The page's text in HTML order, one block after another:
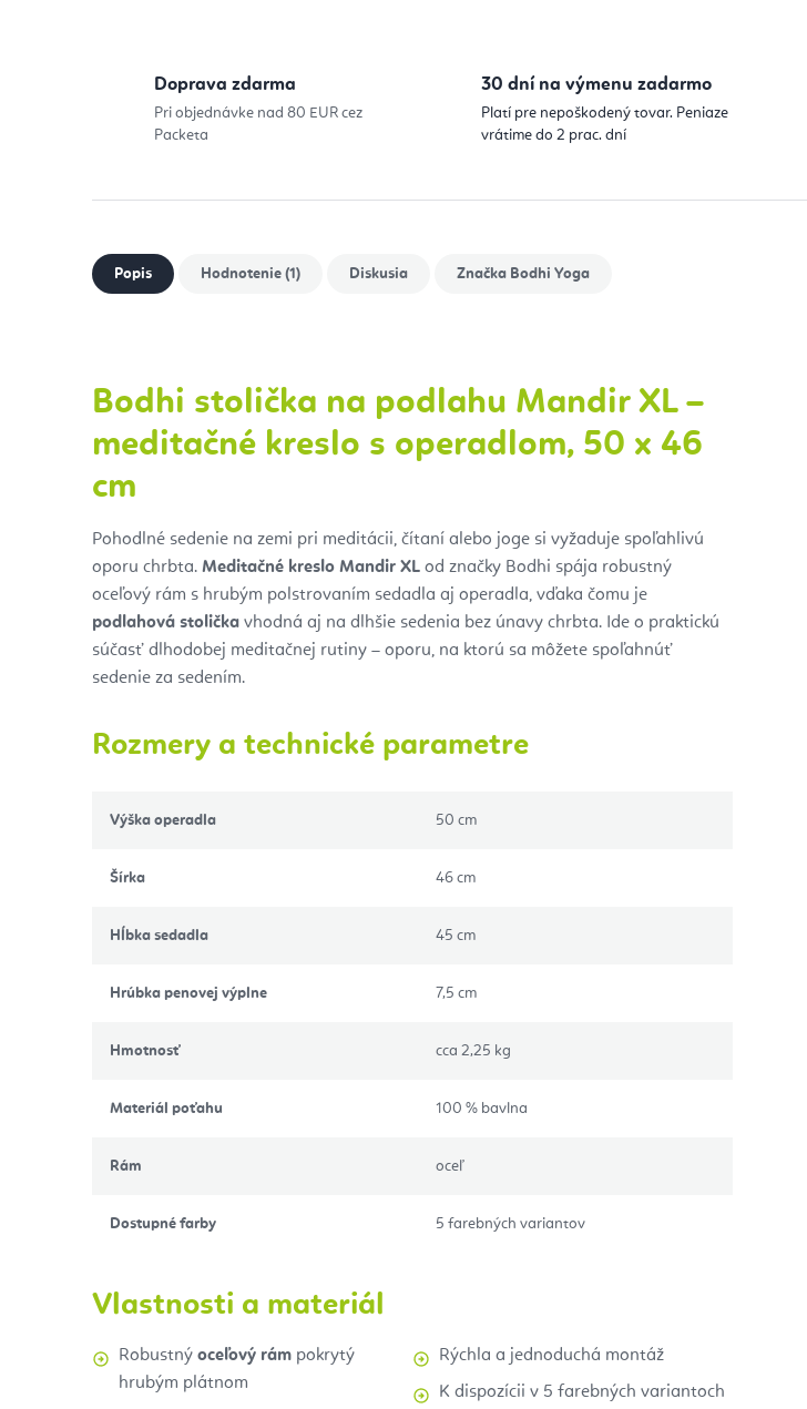
Doprava zdarma
Pri objednávke nad 80 EUR cez
Packeta
30 dní na výmenu zadarmo
Platí pre nepoškodený tovar. Peniaze
vrátime do 2 prac. dní
Popis Hodnotenie (1) Diskusia Značka Bodhi Yoga
Bodhi stolička na podlahu Mandir XL –
meditačné kreslo s operadlom, 50 x 46
cm
Pohodlné sedenie na zemi pri meditácii, čítaní alebo joge si vyžaduje spoľahlivú
oporu chrbta. Meditačné kreslo Mandir XL od značky Bodhi spája robustný
oceľový rám s hrubým polstrovaním sedadla aj operadla, vďaka čomu je
podlahová stolička vhodná aj na dlhšie sedenia bez únavy chrbta. Ide o praktickú
súčasť dlhodobej meditačnej rutiny – oporu, na ktorú sa môžete spoľahnúť
sedenie za sedením.
Rozmery a technické parametre
Výška operadla 50 cm
Šírka 46 cm
Hĺbka sedadla 45 cm
Hrúbka penovej výplne 7,5 cm
Hmotnosť cca 2,25 kg
Materiál poťahu 100 % bavlna
Rám oceľ
Dostupné farby 5 farebných variantov
Vlastnosti a materiál
Robustný oceľový rám pokrytý
hrubým plátnom
Rýchla a jednoduchá montáž
K dispozícii v 5 farebných variantoch